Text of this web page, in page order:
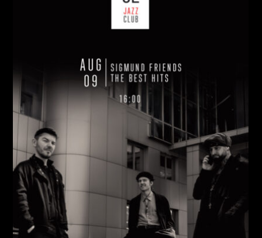
НЕДІЛЯ, 09 СЕРПНЯ
Ціна:
Виконавці: Павло Литвиненко (Рояль,) /Денис
Дудко (Бас, Олександр Люлякін (Барабани,) /